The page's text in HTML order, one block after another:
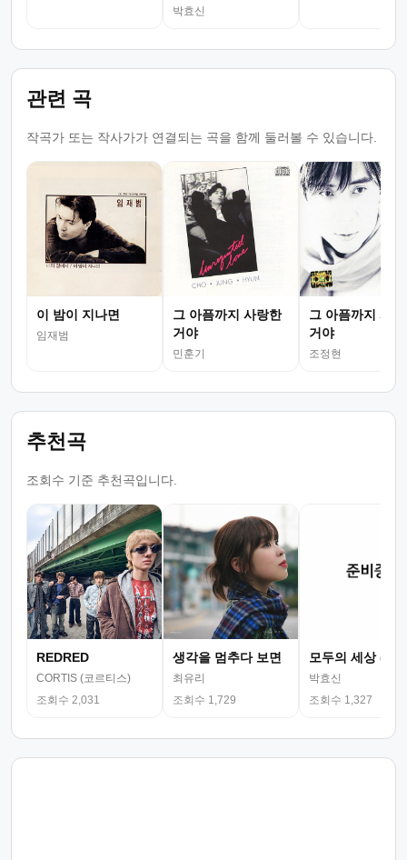
박효신
관련 곡
작곡가 또는 작사가가 연결되는 곡을 함께 둘러볼 수 있습니다.
이 밤이 지나면
임재범
그 아픔까지 사랑한
거야
민훈기
그 아픔까지 사
거야
조정현
추천곡
조회수 기준 추천곡입니다.
REDRED
CORTIS (코르티스)
조회수 2,031
생각을 멈추다 보면
최유리
조회수 1,729
모두의 세상 (뮤
박효신
조회수 1,327